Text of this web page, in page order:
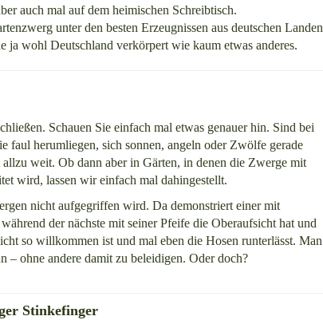
auch mal auf dem heimischen Schreibtisch.
unter den besten Erzeugnissen aus deutschen Landen
wohl Deutschland verkörpert wie kaum etwas anderes.
Schauen Sie einfach mal etwas genauer hin. Sind bei
faul herumliegen, sich sonnen, angeln oder Zwölfe gerade
weit. Ob dann aber in Gärten, in denen die Zwerge mit
wird, lassen wir einfach mal dahingestellt.
nicht aufgegriffen wird. Da demonstriert einer mit
der nächste mit seiner Pfeife die Oberaufsicht hat und
so willkommen ist und mal eben die Hosen runterlässt. Man
– ohne andere damit zu beleidigen. Oder doch?
Stinkefinger